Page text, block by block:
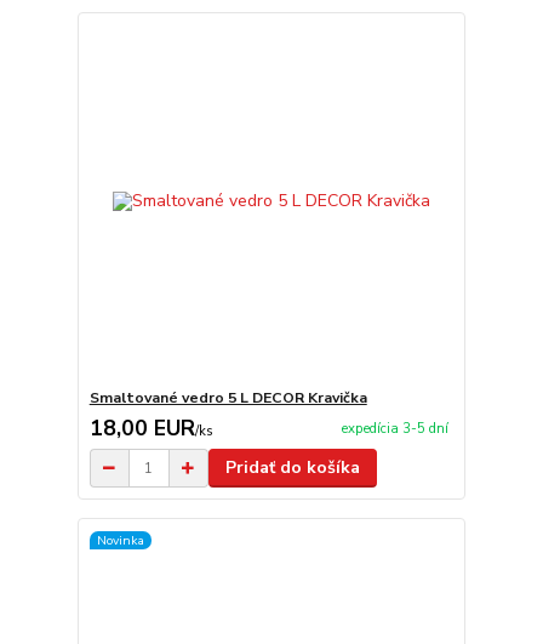
Smaltované vedro 5 L DECOR Kravička
18,00 EUR/ks expedícia 3-5 dní
Pridať do košíka
Novinka